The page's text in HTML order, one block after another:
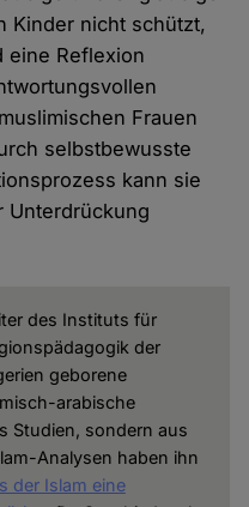
Kinder nicht schützt,
eine Reflexion
Frauen
selbstbewusste
kann sie
Unterdrückung
des Instituts für
der
geborene
arabische
Studien, sondern aus
Analysen haben ihn
der Islam eine